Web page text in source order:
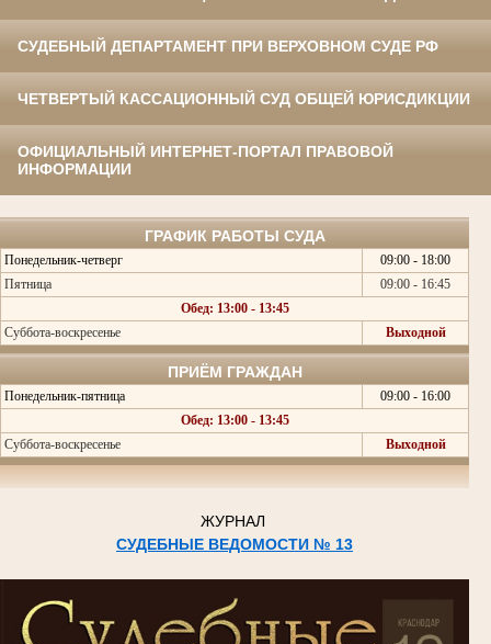
СУДЕБНЫЙ ДЕПАРТАМЕНТ ПРИ ВЕРХОВНОМ СУДЕ РФ
ЧЕТВЕРТЫЙ КАССАЦИОННЫЙ СУД ОБЩЕЙ ЮРИСДИКЦИИ
ОФИЦИАЛЬНЫЙ ИНТЕРНЕТ-ПОРТАЛ ПРАВОВОЙ
ИНФОРМАЦИИ
ГРАФИК РАБОТЫ СУДА
Понедельник-четверг
09:00 - 18:00
Пятница
09:00 - 16:45
Обед: 13:00 - 13:45
Суббота-воскресенье
Выходной
ПРИЁМ ГРАЖДАН
Понедельник-пятница
09:00 - 16:00
Обед: 13:00 - 13:45
Суббота-воскресенье
Выходной
ЖУРНАЛ
СУДЕБНЫЕ ВЕДОМОСТИ № 13